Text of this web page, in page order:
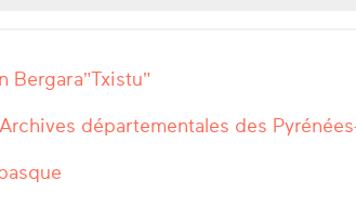
Bergara"Txistu"
Archives départementales des